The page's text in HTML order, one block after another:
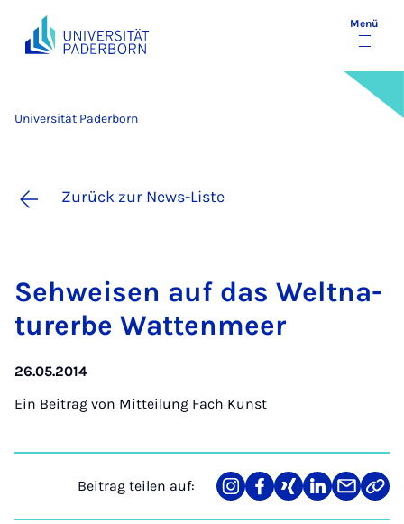
Menü
Universität Paderborn
Zurück zur News-Liste
Seh­wei­sen auf das Welt­na­
tur­er­be Wat­ten­meer
26.05.2014
Ein Beitrag von Mitteilung Fach Kunst
Beitrag teilen auf:
Teilen
auf
Teilen
auf
Teilen
auf
Teilen
auf
Teilen
über
Link